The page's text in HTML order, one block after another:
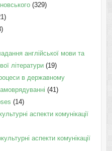
(329)
англійської мови та
літератури(19)
в державному
(41)
(14)
аспекти комунікації
аспекти комунікації